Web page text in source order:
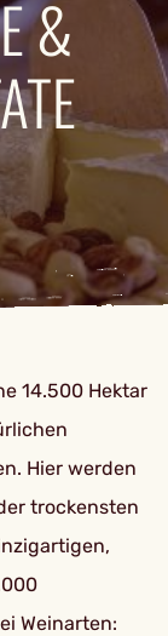
&
14.500 Hektar
Hier werden
trockensten
Weinarten: